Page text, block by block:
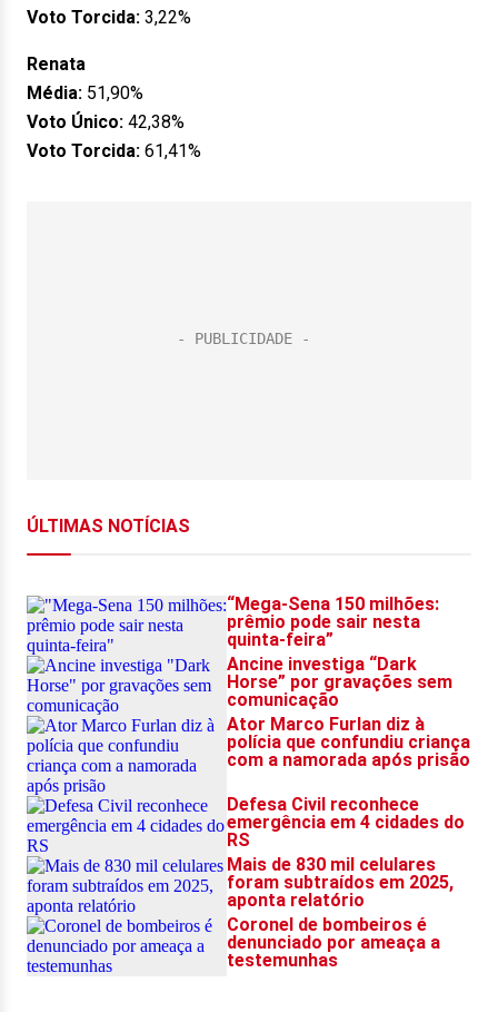
Voto Torcida: 3,22%
Renata
Média: 51,90%
Voto Único: 42,38%
Voto Torcida: 61,41%